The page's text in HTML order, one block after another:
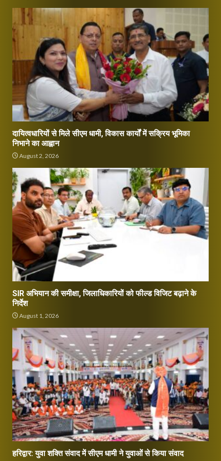
दायित्वधारियों से मिले सीएम धामी, विकास कार्यों में सक्रिय भूमिका
निभाने का आह्वान
August 2, 2026
SIR अभियान की समीक्षा, जिलाधिकारियों को फील्ड विजिट बढ़ाने के
निर्देश
August 1, 2026
हरिद्वार: युवा शक्ति संवाद में सीएम धामी ने युवाओं से किया संवाद